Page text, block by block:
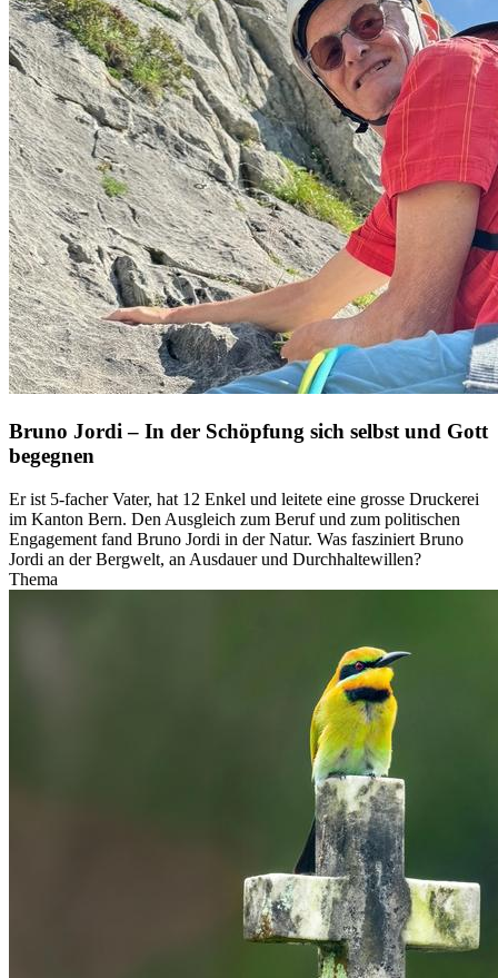
Bruno Jordi – In der Schöpfung sich selbst und Gott
begegnen
Er ist 5-facher Vater, hat 12 Enkel und leitete eine grosse Druckerei
im Kanton Bern. Den Ausgleich zum Beruf und zum politischen
Engagement fand Bruno Jordi in der Natur. Was fasziniert Bruno
Jordi an der Bergwelt, an Ausdauer und Durchhaltewillen?
Thema